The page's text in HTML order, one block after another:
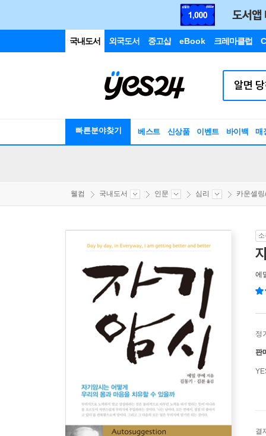
국내도서 외국도서 중고샵 eBook 크레마클럽
빠른분야찾기 베스트 신상품 이벤트 바이백 매
웰컴 국내도서 인문 심리 카운셀
에
정
판
결